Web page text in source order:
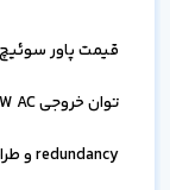
redundancy و طراحی ماژولار Hot-swappable در وینو سرور،